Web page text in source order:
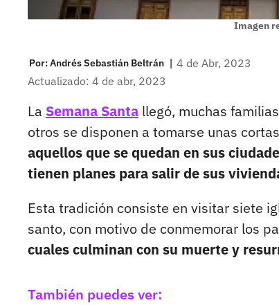
Imagen
Por:Andrés Sebastián Beltrán | 4 de Abr, 2023
Actualizado: 4 de abr, 2023
La Semana Santa llegó, muchas
otros se disponen a tomarse unas
aquellos que se quedan en sus
tienen planes para salir de sus
Esta tradición consiste en visitar siete
santo, con motivo de conmemorar los
cuales culminan con su muerte y
También puedes ver: